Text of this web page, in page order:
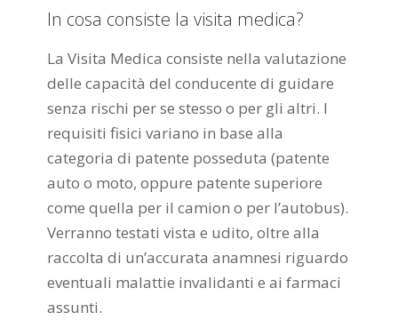
In cosa consiste la visita medica?
La Visita Medica consiste nella valutazione
delle capacità del conducente di guidare
senza rischi per se stesso o per gli altri. I
requisiti fisici variano in base alla
categoria di patente posseduta (patente
auto o moto, oppure patente superiore
come quella per il camion o per l’autobus).
Verranno testati vista e udito, oltre alla
raccolta di un’accurata anamnesi riguardo
eventuali malattie invalidanti e ai farmaci
assunti.